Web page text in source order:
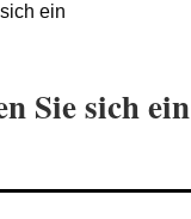
ein
Sie sich ein